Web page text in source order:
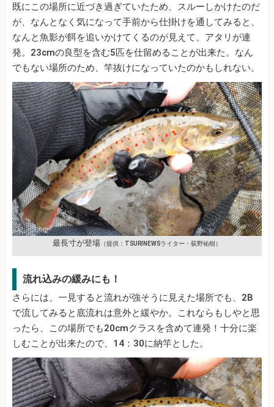
既にこの場所に近づき過ぎていたため、スルーしかけたのだ
が、なんとなく気になって手前から仕掛けを通してみると、
なんと魚影が餌を追いかけてくるのが見えて、アタリが連
発。23cmの良型を含む5匹を仕留めることが出来た。なん
でもない場所のため、竿抜けになっていたのかもしれない。
最長寸が登場 （提供：TSURINEWSライター・荻野祐樹）
流れ込みの緩みにも！
さらには、一見すると流れが強そうに見えた場所でも、2B
で流してみると底流れは意外と緩やか。これならもしやと思
ったら、この場所でも20cmクラスを含めて連発！十分に楽
しむことが出来たので、14：30に納竿とした。